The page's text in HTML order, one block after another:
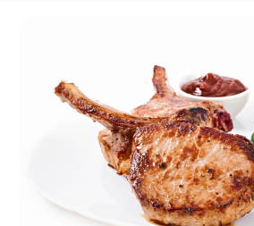
подходит для шашлыка, а мясо